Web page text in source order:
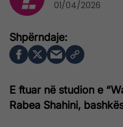
E ftuar në studion e
Rabea Shahini,
01/04/2026